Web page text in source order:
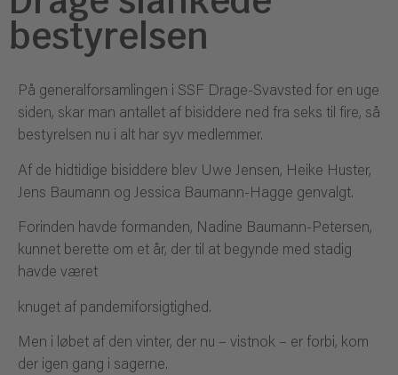
bestyrelsen
På generalforsamlingen i SSF Drage-Svavsted for en uge
siden, skar man antallet af bisiddere ned fra seks til fire, så
bestyrelsen nu i alt har syv medlemmer.
Af de hidtidige bisiddere blev Uwe Jensen, Heike Huster,
Jens Baumann og Jessica Baumann-Hagge genvalgt.
Forinden havde formanden, Nadine Baumann-Petersen,
kunnet berette om et år, der til at begynde med stadig
havde været
knuget af pandemiforsigtighed.
Men i løbet af den vinter, der nu – vistnok – er forbi, kom
der igen gang i sagerne.